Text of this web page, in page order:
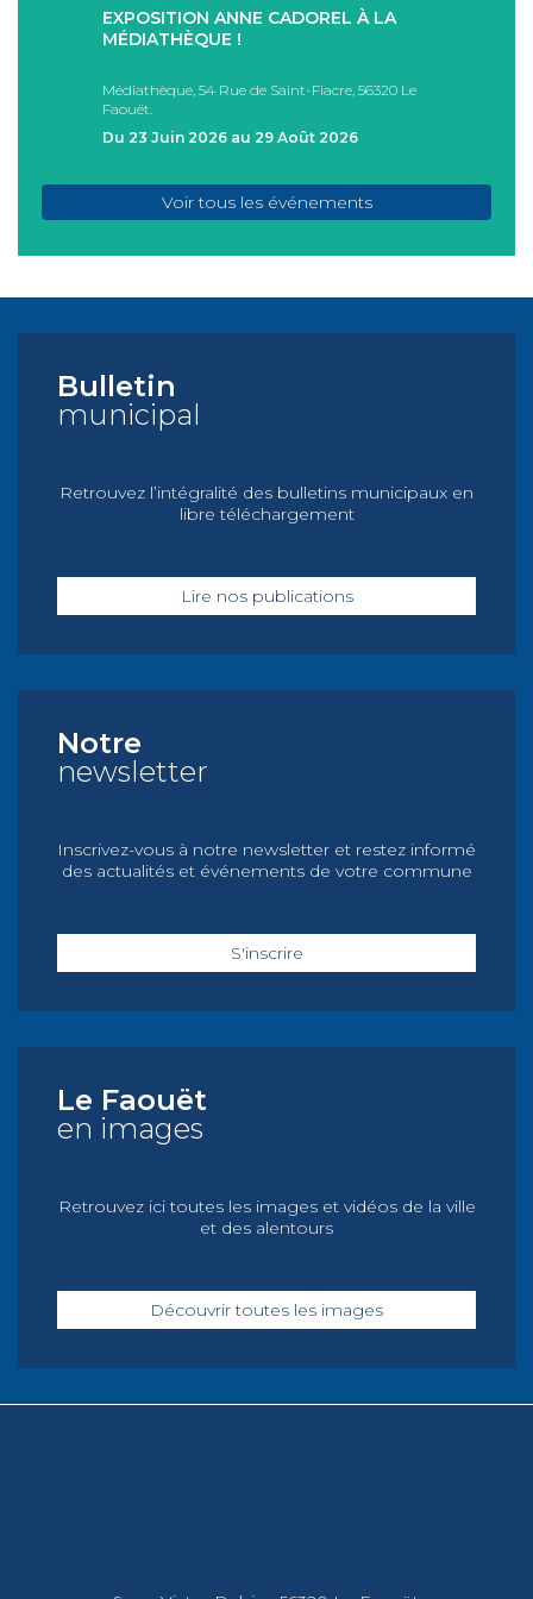
EXPOSITION ANNE CADOREL À LA
MÉDIATHÈQUE !
Médiathèque, 54 Rue de Saint-Fiacre, 56320 Le
Faouët.
Du 23 Juin 2026 au 29 Août 2026
Voir tous les événements
Bulletin
municipal
Retrouvez l’intégralité des bulletins municipaux en
libre téléchargement
Lire nos publications
Notre
newsletter
Inscrivez-vous à notre newsletter et restez informé
des actualités et événements de votre commune
S'inscrire
Le Faouët
en images
Retrouvez ici toutes les images et vidéos de la ville
et des alentours
Découvrir toutes les images